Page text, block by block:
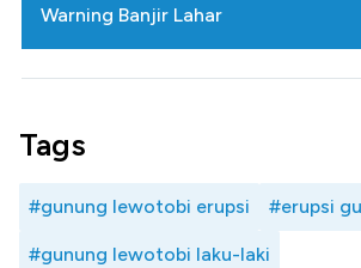
Warning Banjir Lahar
Tags
#gunung lewotobi erupsi #erupsi
#gunung lewotobi laku-laki